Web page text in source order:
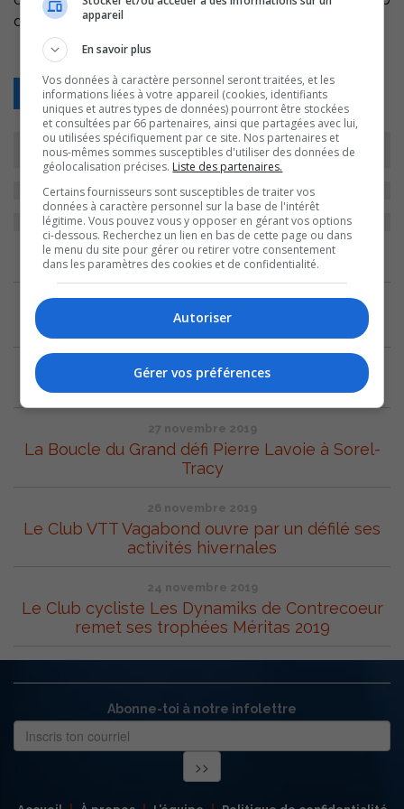
de tennis à Laval.
Retour
ARCHIVES
Le jeune prodige Léo St-Michel bat un record
10 décembre 2019
.
27 novembre 2019
La Boucle du Grand défi Pierre Lavoie à Sorel-
Tracy
26 novembre 2019
Le Club VTT Vagabond ouvre par un défilé ses
activités hivernales
24 novembre 2019
Le Club cycliste Les Dynamiks de Contrecoeur
remet ses trophées Méritas 2019
Abonne-toi à notre infolettre
appareil
En savoir plus
Vos données à caractère personnel seront traitées, et les
informations liées à votre appareil (cookies, identifiants
uniques et autres types de données) pourront être stockées
et consultées par 66 partenaires, ainsi que partagées avec lui,
ou utilisées spécifiquement par ce site. Nos partenaires et
nous-mêmes sommes susceptibles d'utiliser des données de
géolocalisation précises. Liste des partenaires.
Certains fournisseurs sont susceptibles de traiter vos
données à caractère personnel sur la base de l'intérêt
légitime. Vous pouvez vous y opposer en gérant vos options
ci-dessous. Recherchez un lien en bas de cette page ou dans
le menu du site pour gérer ou retirer votre consentement
dans les paramètres des cookies et de confidentialité.
Autoriser
Gérer vos préférences